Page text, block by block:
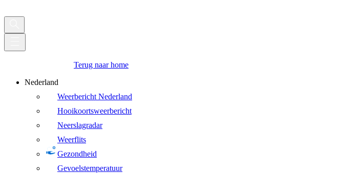
Terug naar home
Nederland
Weerbericht Nederland
Hooikoortsweerbericht
Neerslagradar
Weerflits
Gezondheid
Gevoelstemperatuur